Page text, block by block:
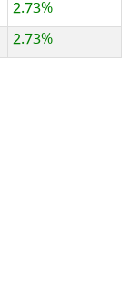
2.73%
2.73%